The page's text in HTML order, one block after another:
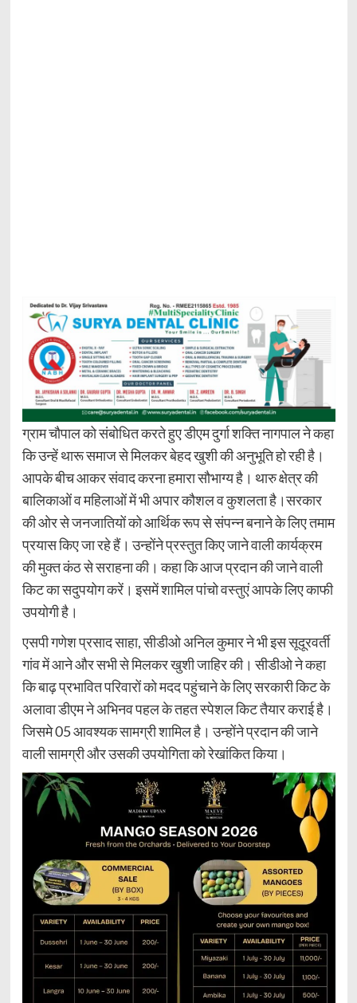
ग्राम चौपाल को संबोधित करते हुए डीएम दुर्गा शक्ति नागपाल ने कहा
कि उन्हें थारू समाज से मिलकर बेहद खुशी की अनुभूति हो रही है।
आपके बीच आकर संवाद करना हमारा सौभाग्य है। थारु क्षेत्र की
बालिकाओं व महिलाओं में भी अपार कौशल व कुशलता है।सरकार
की ओर से जनजातियों को आर्थिक रूप से संपन्न बनाने के लिए तमाम
प्रयास किए जा रहे हैं। उन्होंने प्रस्तुत किए जाने वाली कार्यक्रम
की मुक्त कंठ से सराहना की। कहा कि आज प्रदान की जाने वाली
किट का सदुपयोग करें। इसमें शामिल पांचो वस्तुएं आपके लिए काफी
उपयोगी है।
एसपी गणेश प्रसाद साहा, सीडीओ अनिल कुमार ने भी इस सूदूरवर्ती
गांव में आने और सभी से मिलकर खुशी जाहिर की। सीडीओ ने कहा
कि बाढ़ प्रभावित परिवारों को मदद पहुंचाने के लिए सरकारी किट के
अलावा डीएम ने अभिनव पहल के तहत स्पेशल किट तैयार कराई है।
जिसमे 05 आवश्यक सामग्री शामिल है। उन्होंने प्रदान की जाने
वाली सामग्री और उसकी उपयोगिता को रेखांकित किया।